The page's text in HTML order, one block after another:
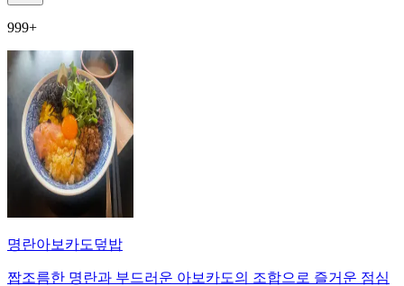
999+
명란아보카도덮밥
짭조름한 명란과 부드러운 아보카도의 조합으로 즐거운 점심